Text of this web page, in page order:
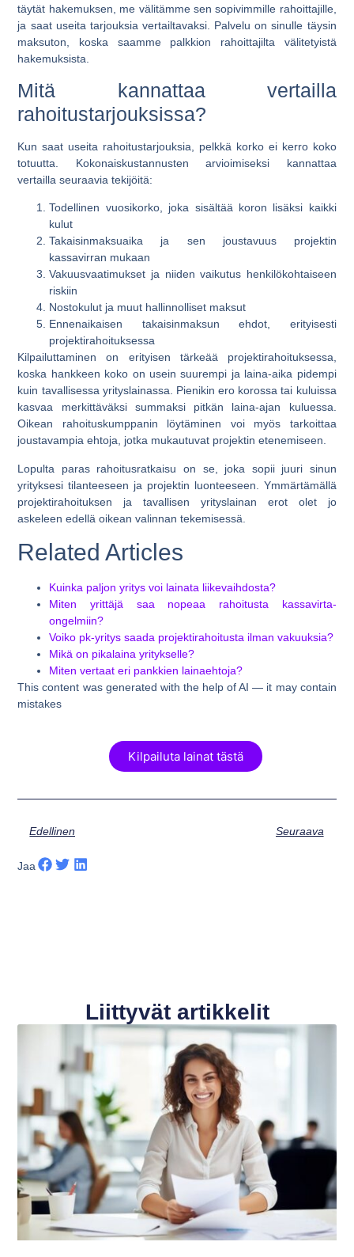
täytät hakemuksen, me välitämme sen sopivimmille rahoittajille,
ja saat useita tarjouksia vertailtavaksi. Palvelu on sinulle täysin
maksuton, koska saamme palkkion rahoittajilta välitetyistä
hakemuksista.
Mitä kannattaa vertailla
rahoitustarjouksissa?
Kun saat useita rahoitustarjouksia, pelkkä korko ei kerro koko
totuutta. Kokonaiskustannusten arvioimiseksi kannattaa
vertailla seuraavia tekijöitä:
Todellinen vuosikorko, joka sisältää koron lisäksi kaikki
kulut
Takaisinmaksuaika ja sen joustavuus projektin
kassavirran mukaan
Vakuusvaatimukset ja niiden vaikutus henkilökohtaiseen
riskiin
Nostokulut ja muut hallinnolliset maksut
Ennenaikaisen takaisinmaksun ehdot, erityisesti
projektirahoituksessa
Kilpailuttaminen on erityisen tärkeää projektirahoituksessa,
koska hankkeen koko on usein suurempi ja laina-aika pidempi
kuin tavallisessa yrityslainassa. Pienikin ero korossa tai kuluissa
kasvaa merkittäväksi summaksi pitkän laina-ajan kuluessa.
Oikean rahoituskumppanin löytäminen voi myös tarkoittaa
joustavampia ehtoja, jotka mukautuvat projektin etenemiseen.
Lopulta paras rahoitusratkaisu on se, joka sopii juuri sinun
yrityksesi tilanteeseen ja projektin luonteeseen. Ymmärtämällä
projektirahoituksen ja tavallisen yrityslainan erot olet jo
askeleen edellä oikean valinnan tekemisessä.
Related Articles
Kuinka paljon yritys voi lainata liikevaihdosta?
Miten yrittäjä saa nopeaa rahoitusta kassavirta-
ongelmiin?
Voiko pk-yritys saada projektirahoitusta ilman vakuuksia?
Mikä on pikalaina yritykselle?
Miten vertaat eri pankkien lainaehtoja?
This content was generated with the help of AI — it may contain
mistakes
Kilpailuta lainat tästä
Edellinen Seuraava
Jaa
Liittyvät artikkelit